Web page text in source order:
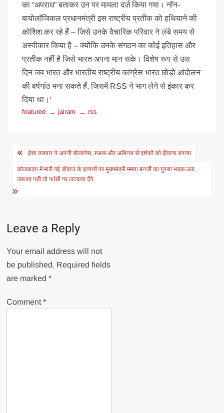
का “अपराध” बताकर उन पर मामला दर्ज़ किया गया। नॉन-
बायोलॉजिकल प्रधानमंत्री इस राष्ट्रीय प्रतीक को हथियाने की
कोशिश कर रहे हैं – जिसे उनके वैचारिक परिवार ने लंबे समय से
अस्वीकार किया है – क्योंकि उनके संगठन का कोई इतिहास और
प्रतीक नहीं है जिसे भारत अपना मान सके। विशेष रूप से उस
दिन जब भारत और भारतीय राष्ट्रीय कांग्रेस भारत छोड़ो आंदोलन
की वर्षगांठ मना सकते हैं, जिसमें RSS ने भाग लेने से इंकार कर
दिया था।’
featured jairam rss
Post
navigation
ईशा तलवार ने अपनी बोल्डनेस, रुआब और अभिनय से दर्शकों को दीवाना बनाया
कोलकाता में मारी गई डॉक्टर के हत्यारों पर मुख्यमंत्री ममता बनर्जी का गुस्सा भड़क उठा,
जरूरत पड़ी तो फांसी पर लटकवा देंगे
Leave a Reply
Your email address will not
be published. Required fields
are marked*
Comment*